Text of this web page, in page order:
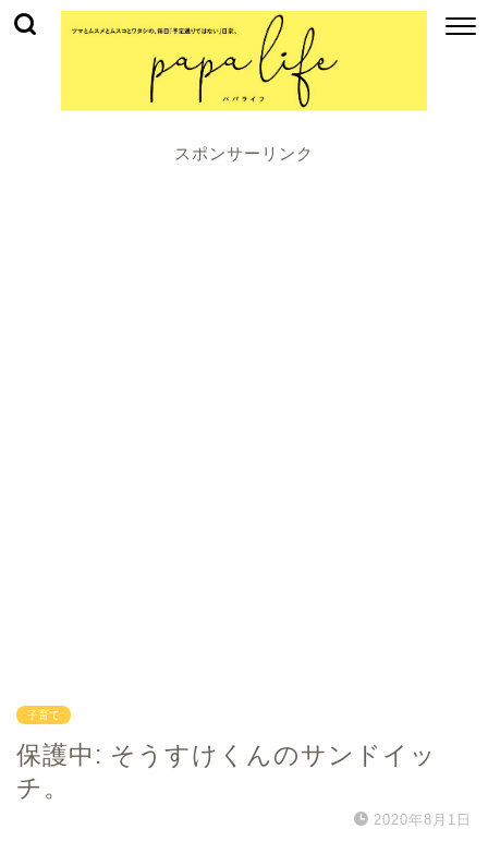
スポンサーリンク
子育て
保護中: そうすけくんのサンドイッ
チ。
2020年8月1日